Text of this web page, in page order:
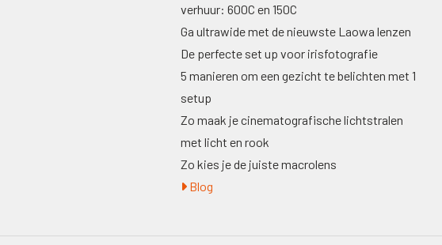
verhuur: 600C en 150C
Ga ultrawide met de nieuwste Laowa lenzen
De perfecte set up voor irisfotografie
5 manieren om een gezicht te belichten met 1
setup
Zo maak je cinematografische lichtstralen
met licht en rook
Zo kies je de juiste macrolens
Blog